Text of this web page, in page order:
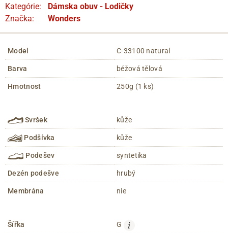
Kategórie:
Dámska obuv - Lodičky
Značka:
Wonders
Model C-33100 natural
Barva béžová tělová
Hmotnost 250g (1 ks)
Svršek kůže
Podšívka kůže
Podešev syntetika
Dezén podešve hrubý
Membrána nie
Šířka G i